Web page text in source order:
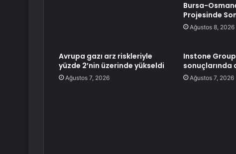
Bursa-
Projesinde
Ağustos 8, 2026
Avrupa gazı arz riskleriyle
yüzde 2’nin üzerinde yükseldi
Ağustos 7, 2026
Instone Group
sonuçlarında
Ağustos 7, 2026